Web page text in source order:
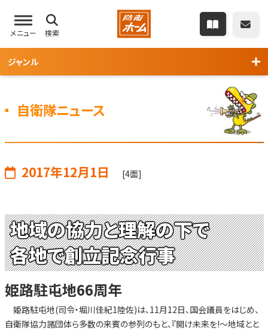
メニュー 検索
ジャンル
自衛隊ニュース
2017年12月1日 [4面]
地域の協力と理解の下で
各地で創立記念行事
姫路駐屯地66周年
姫路駐屯地(司令・堀川佳紀1陸佐)は、11月12日、国会議員をはじめ、
自衛隊協力諸団体ら多数の来賓の参列のもと、『開け未来を!～地域とと